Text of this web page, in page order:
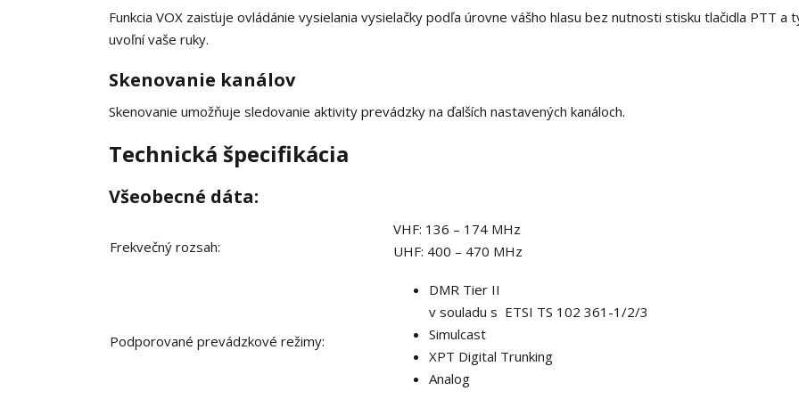
Funkcia VOX zaisťuje ovládánie vysielania vysielačky podľa úrovne vášho hlasu bez nutnosti stisku tlačidla PTT a
uvoľní vaše ruky.
Skenovanie kanálov
Skenovanie umožňuje sledovanie aktivity prevádzky na ďalších nastavených kanáloch.
Technická špecifikácia
Všeobecné dáta:
Frekvečný rozsah:
VHF: 136 – 174 MHz
UHF: 400 – 470 MHz
Podporované prevádzkové režimy:
DMR Tier II
v souladu s ETSI TS 102 361-1/2/3
Simulcast
XPT Digital Trunking
Analog